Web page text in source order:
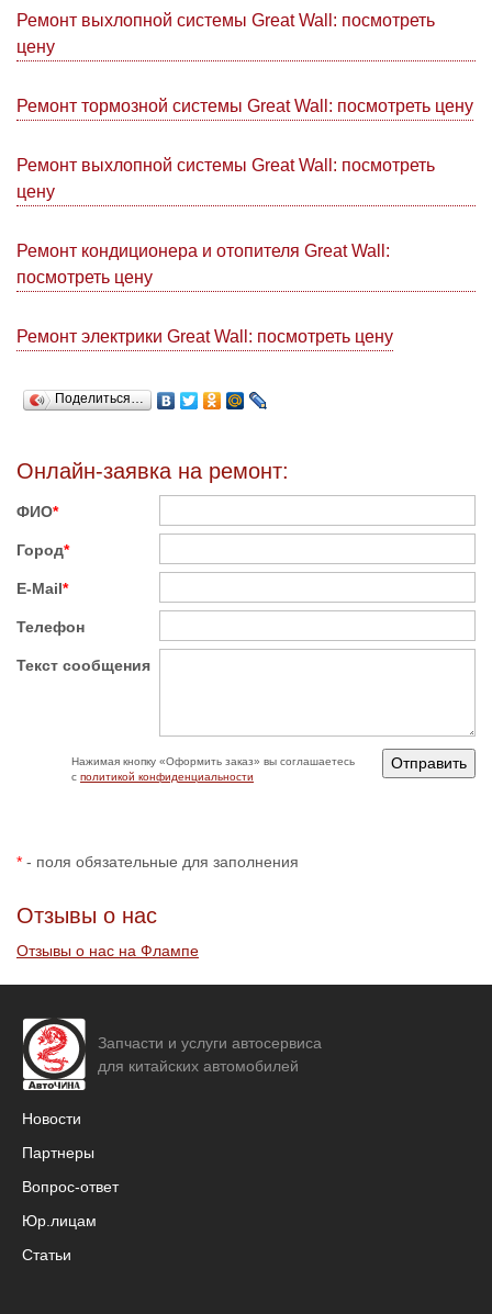
Ремонт выхлопной системы Great Wall: посмотреть
цену
Ремонт тормозной системы Great Wall: посмотреть цену
Ремонт выхлопной системы Great Wall: посмотреть
цену
Ремонт кондиционера и отопителя Great Wall:
посмотреть цену
Ремонт электрики Great Wall: посмотреть цену
Поделиться…
Онлайн-заявка на ремонт:
ФИО*
Город*
E-Mail*
Телефон
Текст сообщения
Нажимая кнопку «‎Оформить заказ» вы соглашаетесь
с политикой конфиденциальности
* - поля обязательные для заполнения
Отзывы о нас
Отзывы о нас на Флампе
Запчасти и услуги автосервиса
для китайских автомобилей
Новости
Партнеры
Вопрос-ответ
Юр.лицам
Статьи